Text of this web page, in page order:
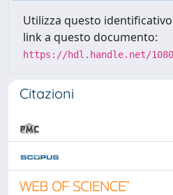
Utilizza questo
link a questo documento:
https://hdl.handle.net/
Citazioni